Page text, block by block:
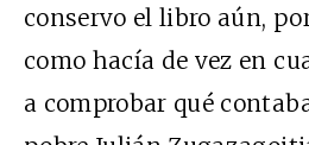
conservo el libro aún,
como hacía de vez en
a comprobar qué